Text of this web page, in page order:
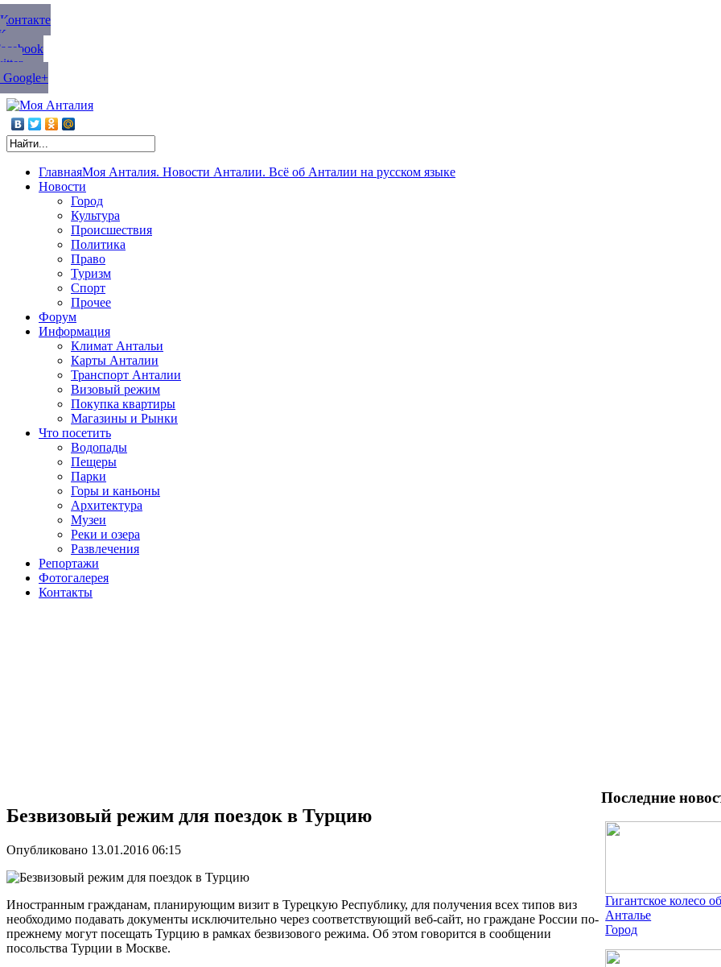
ГлавнаяМоя Анталия. Новости Анталии. Всё об Анталии на русском языке
Новости
Город
Культура
Происшествия
Политика
Право
Туризм
Спорт
Прочее
Форум
Информация
Климат Антальи
Карты Анталии
Транспорт Анталии
Визовый режим
Покупка квартиры
Магазины и Рынки
Что посетить
Водопады
Пещеры
Парки
Горы и каньоны
Архитектура
Музеи
Реки и озера
Развлечения
Репортажи
Фотогалерея
Контакты
Безвизовый режим для поездок в Турцию
Опубликовано 13.01.2016 06:15
Иностранным гражданам, планирующим визит в Турецкую Республику, для получения всех типов виз
необходимо подавать документы исключительно через соответствующий веб-сайт, но граждане России по-
прежнему могут посещать Турцию в рамках безвизового режима. Об этом говорится в сообщении
посольства Турции в Москве.
Последние
Гигантское колесо
Анталье
Город